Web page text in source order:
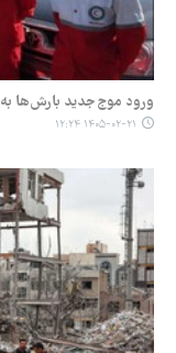
ورود موج جدید بارش‌ها به کشور؛ ۱۱ استان در
۱۴۰۵-۰۲-۲۱ ۱۲:۲۴